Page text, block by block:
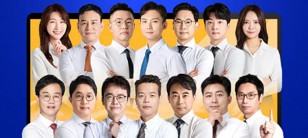
않았을까 생각하고,
주변 분들에게도
감정평가사 시작은
해커스에서 하라고
추천합니다.
합격생 김*훈님
GS를 통해 넉넉한 실무
점수를 받으며 합격할 수
있었습니다.
합격생 김*인님